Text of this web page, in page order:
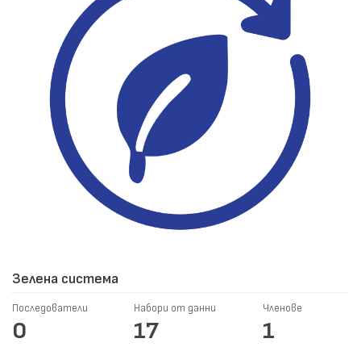
Зелена система
Последователи
0
Набори от данни
17
Членове
1